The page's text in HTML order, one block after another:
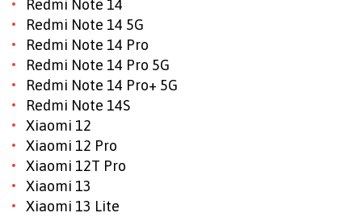
Redmi Note 14
Redmi Note 14 5G
Redmi Note 14 Pro
Redmi Note 14 Pro 5G
Redmi Note 14 Pro+ 5G
Redmi Note 14S
Xiaomi 12
Xiaomi 12 Pro
Xiaomi 12T Pro
Xiaomi 13
Xiaomi 13 Lite